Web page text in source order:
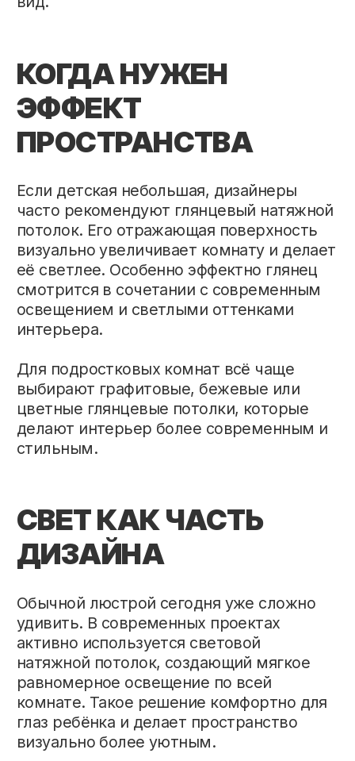
цветные глянцевые потолки, которые
СВЕТ КАК ЧАСТЬ
ДИЗАЙНА
Обычной люстрой сегодня уже сложно
удивить. В современных проектах
натяжной потолок, создающий мягкое
равномерное освещение по всей
комнате. Такое решение комфортно для
глаз ребёнка и делает пространство
визуально более уютным.
Для зонирования комнаты отлично
подходит многоуровневый натяжной
потолок с подсветкой. С его помощью
можно выделить игровую, учебную или
спальную зону. Подсветка добавляет
интерьеру глубину и делает детскую
ОТ ОБЛАКОВ ДО
КОСМОСА:
ДЕКОРАТИВНЫЕ
Детская – одно из немногих помещений,
где можно смело экспериментировать с
дизайном. Именно поэтому
популярность набирают декоративные
натяжные потолки с фотопечатью и 3D-
звёзды, мультяшные персонажи или
абстракции помогают создать
уникальную атмосферу, которая
нравится детям.
Для тех, кто делает ставку на
экологичность и долговечность,
хорошим выбором стануттканевые
натяжные потолки . Они отличаются
прочностью, безопасностью и
благородной текстурой.